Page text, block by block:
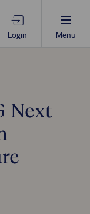
Login Menu
Next